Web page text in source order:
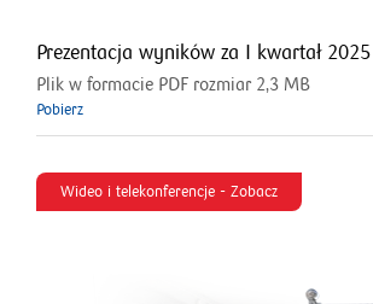
Prezentacja wyników za I kwartał
Plik w formacie PDF rozmiar 2,3 MB
Pobierz
Wideo i telekonferencje - Zobacz